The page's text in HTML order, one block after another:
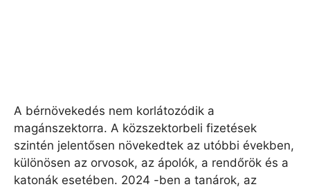
A bérnövekedés nem korlátozódik a
magánszektorra. A közszektorbeli fizetések
szintén jelentősen növekedtek az utóbbi években,
különösen az orvosok, az ápolók, a rendőrök és a
katonák esetében. 2024 -ben a tanárok, az